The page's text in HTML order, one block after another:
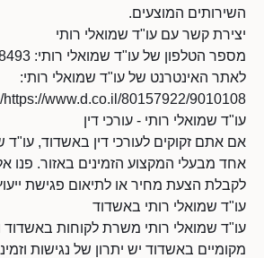
השירותים המוצעים.
יצירת קשר עם עו"ד שמואלי רותי
מספר הטלפון של עו"ד שמואלי רותי: 088568493.
לאתר האינטרנט של עו"ד שמואלי רותי:
https://www.d.co.il/80157922/9010108/
עו"ד שמואלי רותי - עורכי דין
אם אתם זקוקים לעורכי דין באשדוד, עו"ד
אחד מבעלי המקצוע הזמינים באזור. פנו
לקבלת הצעת מחיר או לתיאום פגישת
עו"ד שמואלי רותי באשדוד
עו"ד שמואלי רותי משרת לקוחות
מקומיים באשדוד יש יתרון של נגישות